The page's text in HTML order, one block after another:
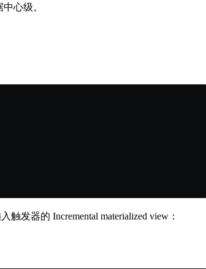
心级。
发器的 Incremental materialized view：